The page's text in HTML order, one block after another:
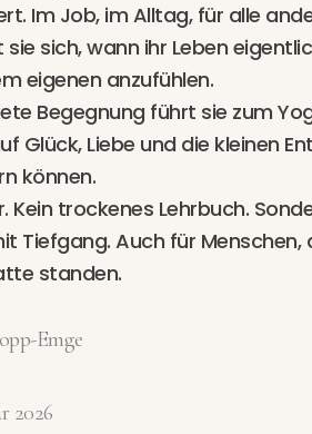
Im Job, im Alltag, für alle
sich, wann ihr Leben
eigenen anzufühlen.
Begegnung führt sie zum
Glück, Liebe und die kleinen
können.
Kein trockenes Lehrbuch.
Tiefgang. Auch für Menschen,
standen.
Emge
2026